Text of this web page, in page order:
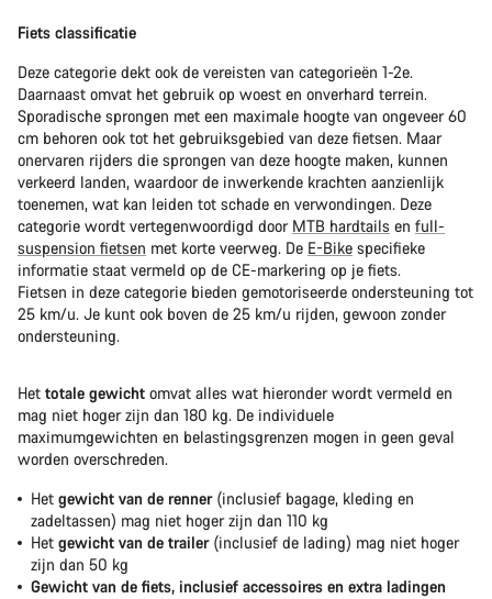
Fiets classificatie
Deze categorie dekt ook de vereisten van categorieën 1-2e.
Daarnaast omvat het gebruik op woest en onverhard terrein.
Sporadische sprongen met een maximale hoogte van ongeveer 60
cm behoren ook tot het gebruiksgebied van deze fietsen. Maar
onervaren rijders die sprongen van deze hoogte maken, kunnen
verkeerd landen, waardoor de inwerkende krachten aanzienlijk
toenemen, wat kan leiden tot schade en verwondingen. Deze
categorie wordt vertegenwoordigd door MTB hardtails en full-
suspension fietsen met korte veerweg. De E-Bike specifieke
informatie staat vermeld op de CE-markering op je fiets.
Fietsen in deze categorie bieden gemotoriseerde ondersteuning tot
25 km/u. Je kunt ook boven de 25 km/u rijden, gewoon zonder
ondersteuning.
Het totale gewicht omvat alles wat hieronder wordt vermeld en
mag niet hoger zijn dan 180 kg. De individuele
maximumgewichten en belastingsgrenzen mogen in geen geval
worden overschreden.
Het gewicht van de renner(inclusief bagage, kleding en
zadeltassen) mag niet hoger zijn dan 110 kg
Het gewicht van de trailer(inclusief de lading) mag niet hoger
zijn dan 50 kg
Gewicht van de fiets, inclusief accessoires en extra ladingen